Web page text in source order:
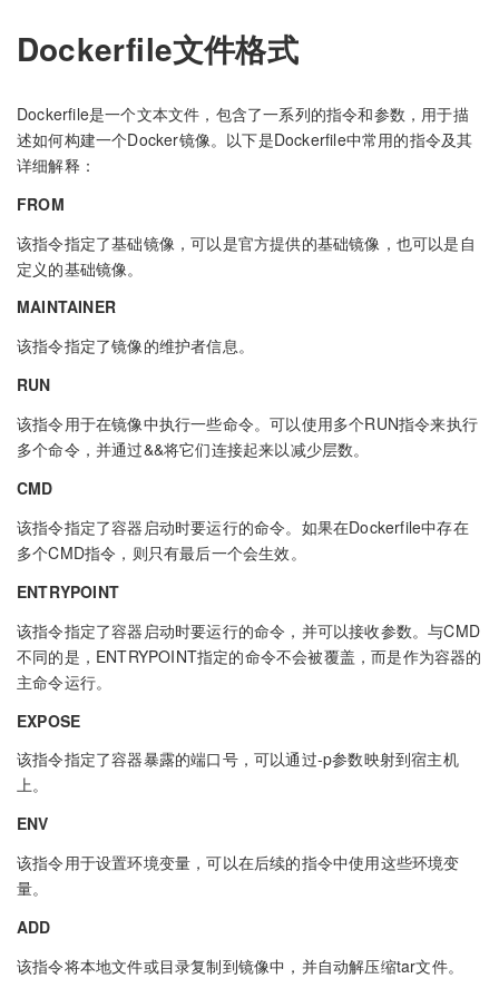
Dockerfile文件格式
Dockerfile是一个文本文件，包含了一系列的指令和参数，用于描
述如何构建一个Docker镜像。以下是Dockerfile中常用的指令及其
详细解释：
FROM
该指令指定了基础镜像，可以是官方提供的基础镜像，也可以是自
定义的基础镜像。
MAINTAINER
该指令指定了镜像的维护者信息。
RUN
该指令用于在镜像中执行一些命令。可以使用多个RUN指令来执行
多个命令，并通过&&将它们连接起来以减少层数。
CMD
该指令指定了容器启动时要运行的命令。如果在Dockerfile中存在
多个CMD指令，则只有最后一个会生效。
ENTRYPOINT
该指令指定了容器启动时要运行的命令，并可以接收参数。与CMD
不同的是，ENTRYPOINT指定的命令不会被覆盖，而是作为容器的
主命令运行。
EXPOSE
该指令指定了容器暴露的端口号，可以通过-p参数映射到宿主机
上。
ENV
该指令用于设置环境变量，可以在后续的指令中使用这些环境变
量。
ADD
该指令将本地文件或目录复制到镜像中，并自动解压缩tar文件。